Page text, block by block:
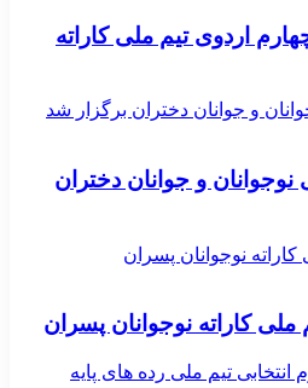
اردوی تیم ملی کاراته
و جوانان دختران برگزار شد
نوجوانان و جوانان دختران
نوجوانان پسران
ملی کاراته نوجوانان پسران
تیم ملی رده های پایه